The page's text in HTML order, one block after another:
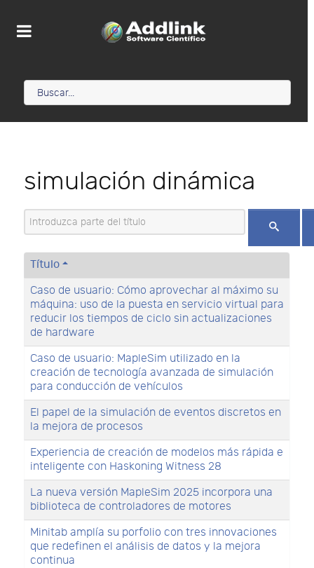
simulación dinámica
Introduzca parte del título
Título
Caso de usuario: Cómo aprovechar al máximo su
máquina: uso de la puesta en servicio virtual para
reducir los tiempos de ciclo sin actualizaciones
de hardware
Caso de usuario: MapleSim utilizado en la
creación de tecnología avanzada de simulación
para conducción de vehículos
El papel de la simulación de eventos discretos en
la mejora de procesos
Experiencia de creación de modelos más rápida e
inteligente con Haskoning Witness 28
La nueva versión MapleSim 2025 incorpora una
biblioteca de controladores de motores
Minitab amplía su porfolio con tres innovaciones
que redefinen el análisis de datos y la mejora
continua